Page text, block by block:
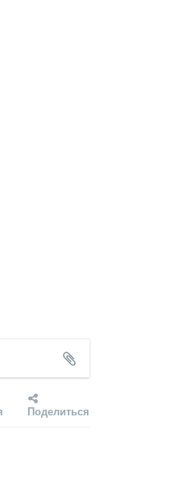
Поделиться